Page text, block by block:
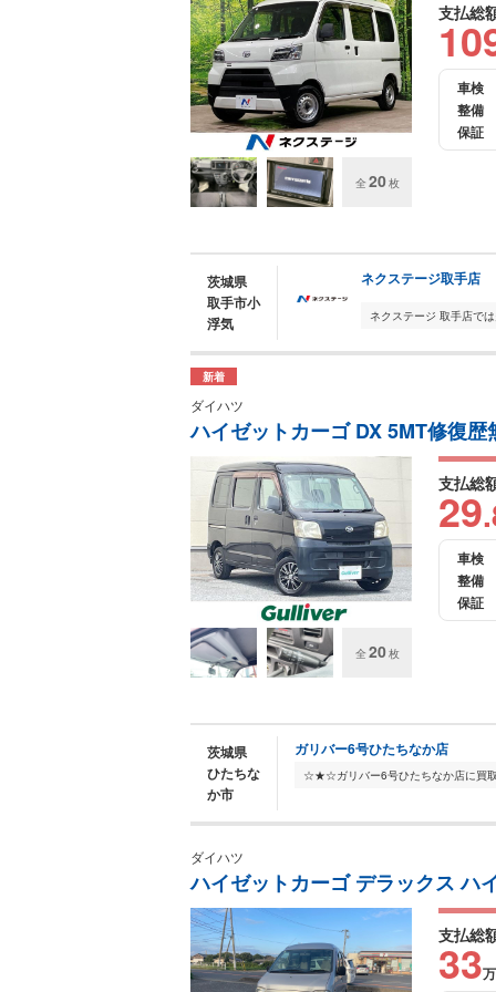
全 20枚
支払総
車検
整備
保証
茨城県
取手市小
浮気
ネクステージ取手店
新着
ダイハツ
ハイゼットカーゴ DX 5MT修復歴
全 20枚
支払総
29
車検
整備
保証
茨城県
ひたちな
か市
ガリバー6号ひたちなか店
ダイハツ
ハイゼットカーゴ デラックス ハ
支払総
33